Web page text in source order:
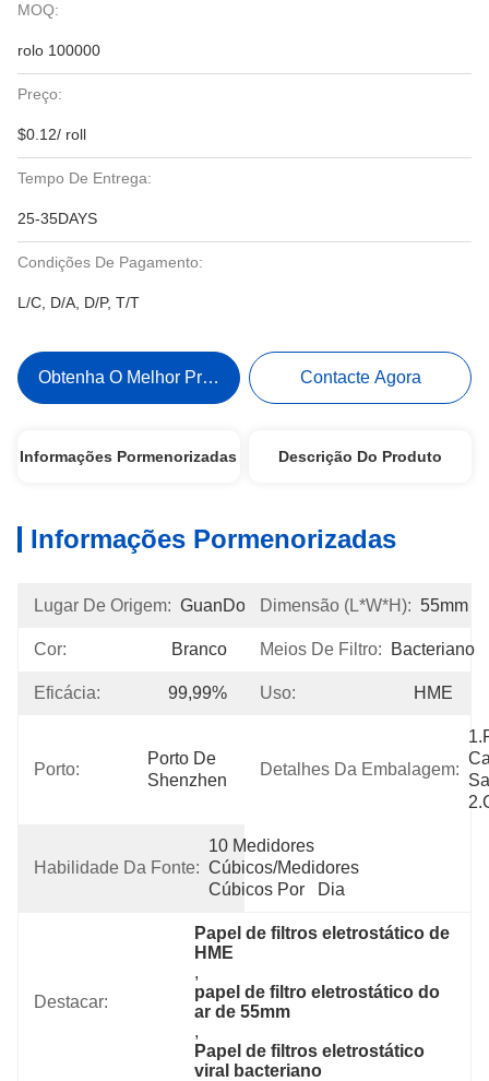
MOQ:
rolo 100000
Preço:
$0.12/ roll
Tempo De Entrega:
25-35DAYS
Condições De Pagamento:
L/C, D/A, D/P, T/T
Obtenha O Melhor Preço Contacte Agora
Informações Pormenorizadas Descrição Do Produto
Informações Pormenorizadas
Lugar De Origem: GuanDongDimensão (L*W*H): 55mm
Cor: Branco Meios De Filtro: Bacteriano
Eficácia: 99,99% Uso: HME
Porto:
Porto De
Shenzhen
Detalhes Da Embalagem:
Habilidade Da Fonte:
10 Medidores
Cúbicos/medidores
Cúbicos Por   Dia
Destacar:
Papel de filtros eletrostático de
HME
,
papel de filtro eletrostático do
ar de 55mm
,
Papel de filtros eletrostático
viral bacteriano